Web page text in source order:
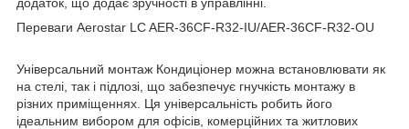
Переваги Aerostar LC AER-36CF-R32-IU/AER-36CF-R32-OU
Універсальний монтаж Кондиціонер можна встановлювати як
на стелі, так і підлозі, що забезпечує гнучкість монтажу в
різних приміщеннях. Ця універсальність робить його
ідеальним вибором для офісів, комерційних та житлових